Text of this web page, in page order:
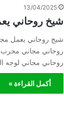
13/04/2025
شيخ روحاني
شيخ روحاني يعمل
روحاني مجاني
روحاني مجاني لوجه
أكمل القراءة »